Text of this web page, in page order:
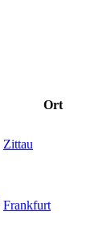
Ort
Zittau
Frankfurt